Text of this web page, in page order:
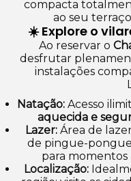
compacta
ao seu
☀️ Explore o
Ao reservar o
desfrutar
instalações
Natação: Acesso
aquecida e
Lazer:Área de
de pingue-
para momentos
Localização: